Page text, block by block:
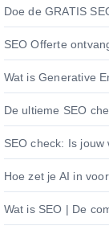
Doe de GRATIS
SEO Offerte
Wat is Generative
De ultieme SEO
SEO check: Is
Hoe zet je AI in
Wat is SEO | De